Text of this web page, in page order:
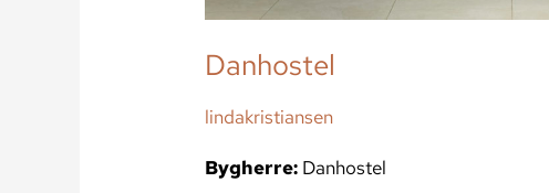
Danhostel
lindakristiansen
Bygherre:Danhostel